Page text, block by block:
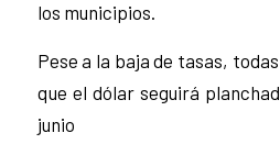
los municipios.
Pese a la baja de tasas,
que el dólar seguirá
junio